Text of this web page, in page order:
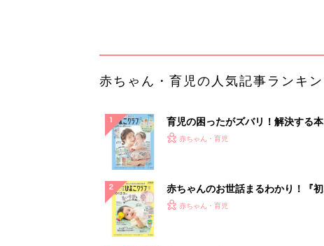
0％OFF以上が続々登場！Amazonの
本気が...
PR（Amazon）
ランキングをもっと見る